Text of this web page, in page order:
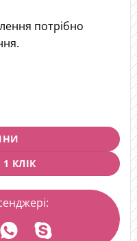
потрібно
quantity
КЛІК